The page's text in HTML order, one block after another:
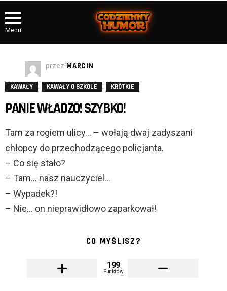
Menu
przez MARCIN
KAWAŁY , KAWAŁY O SZKOLE , KRÓTKIE
PANIE WŁADZO! SZYBKO!
Tam za rogiem ulicy… – wołają dwaj zadyszani
chłopcy do przechodzącego policjanta.
– Co się stało?
– Tam… nasz nauczyciel…
– Wypadek?!
– Nie… on nieprawidłowo zaparkował!
CO MYŚLISZ?
199
Punktów